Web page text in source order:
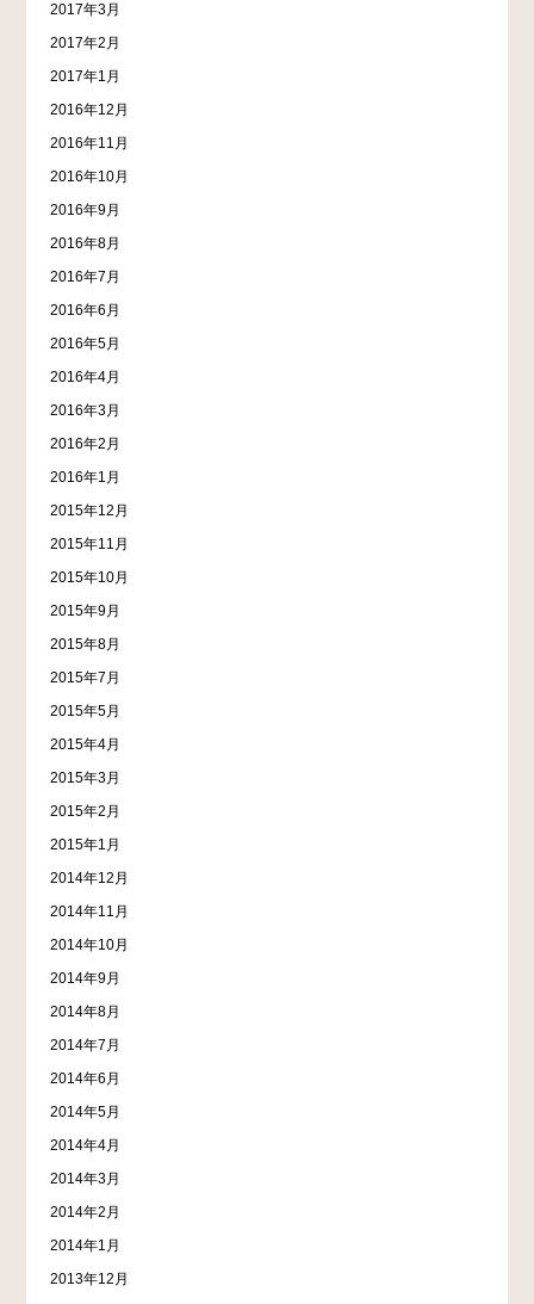
2017年3月
2017年2月
2017年1月
2016年12月
2016年11月
2016年10月
2016年9月
2016年8月
2016年7月
2016年6月
2016年5月
2016年4月
2016年3月
2016年2月
2016年1月
2015年12月
2015年11月
2015年10月
2015年9月
2015年8月
2015年7月
2015年5月
2015年4月
2015年3月
2015年2月
2015年1月
2014年12月
2014年11月
2014年10月
2014年9月
2014年8月
2014年7月
2014年6月
2014年5月
2014年4月
2014年3月
2014年2月
2014年1月
2013年12月